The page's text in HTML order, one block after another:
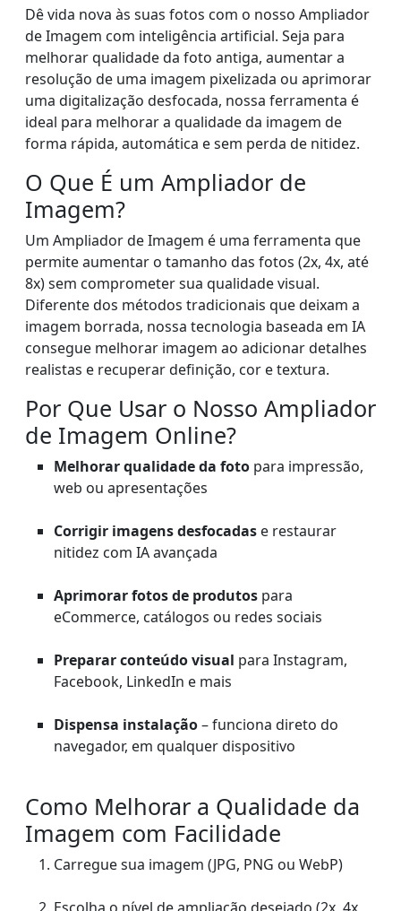
Dê vida nova às suas fotos com o nosso Ampliador
de Imagem com inteligência artificial. Seja para
melhorar qualidade da foto antiga, aumentar a
resolução de uma imagem pixelizada ou aprimorar
uma digitalização desfocada, nossa ferramenta é
ideal para melhorar a qualidade da imagem de
forma rápida, automática e sem perda de nitidez.
O Que É um Ampliador de
Imagem?
Um Ampliador de Imagem é uma ferramenta que
permite aumentar o tamanho das fotos (2x, 4x, até
8x) sem comprometer sua qualidade visual.
Diferente dos métodos tradicionais que deixam a
imagem borrada, nossa tecnologia baseada em IA
consegue melhorar imagem ao adicionar detalhes
realistas e recuperar definição, cor e textura.
Por Que Usar o Nosso Ampliador
de Imagem Online?
Melhorar qualidade da foto para impressão,
web ou apresentações
Corrigir imagens desfocadas e restaurar
nitidez com IA avançada
Aprimorar fotos de produtos para
eCommerce, catálogos ou redes sociais
Preparar conteúdo visual para Instagram,
Facebook, LinkedIn e mais
Dispensa instalação– funciona direto do
navegador, em qualquer dispositivo
Como Melhorar a Qualidade da
Imagem com Facilidade
Carregue sua imagem (JPG, PNG ou WebP)